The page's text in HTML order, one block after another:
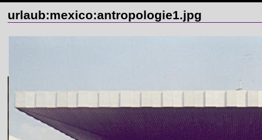
urlaub:mexico:antropologie1.jpg